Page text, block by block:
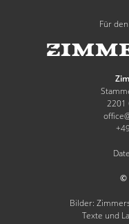
Für
2201
©
Bilder:
Texte und